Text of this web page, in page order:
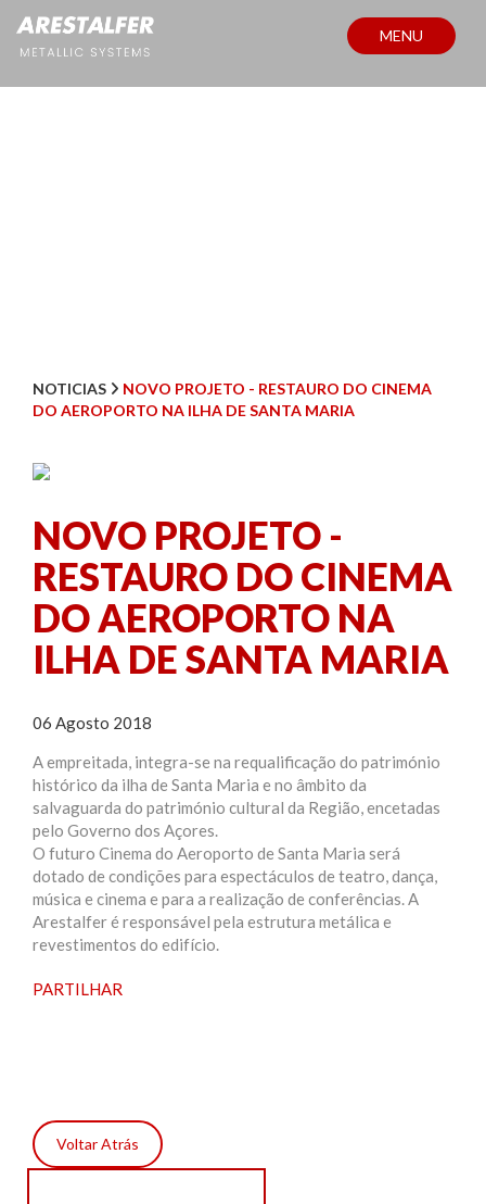
MENU
NOTICIAS
NOVO PROJETO - RESTAURO DO CINEMA
DO AEROPORTO NA ILHA DE SANTA MARIA
NOVO PROJETO -
RESTAURO DO CINEMA
DO AEROPORTO NA
ILHA DE SANTA MARIA
06 Agosto 2018
A empreitada, integra-se na requalificação do património
histórico da ilha de Santa Maria e no âmbito da
salvaguarda do património cultural da Região, encetadas
pelo Governo dos Açores.
O futuro Cinema do Aeroporto de Santa Maria será
dotado de condições para espectáculos de teatro, dança,
música e cinema e para a realização de conferências. A
Arestalfer é responsável pela estrutura metálica e
revestimentos do edifício.
PARTILHAR
Voltar Atrás